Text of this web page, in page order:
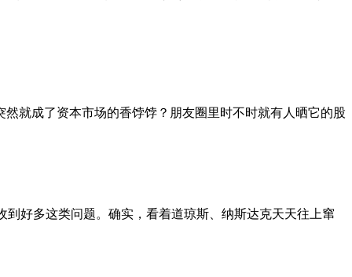
就成了资本市场的香饽饽？朋友圈里时不时就有人晒它的股
好多这类问题。确实，看着道琼斯、纳斯达克天天往上窜